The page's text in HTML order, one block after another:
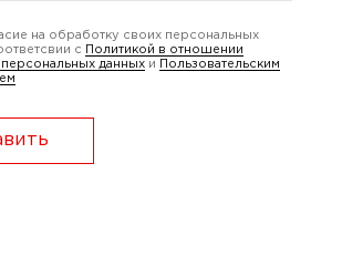
на обработку своих персональных
с
Политикой в отношении
данных и
Пользовательским